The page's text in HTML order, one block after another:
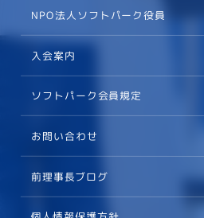
NPO法人ソフトパーク役員
入会案内
ソフトパーク会員規定
お問い合わせ
前理事長ブログ